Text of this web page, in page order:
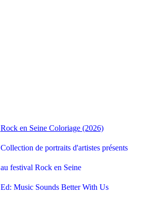
Rock en Seine Coloriage (2026)
Collection de portraits d'artistes présents
au festival Rock en Seine
Ed: Music Sounds Better With Us